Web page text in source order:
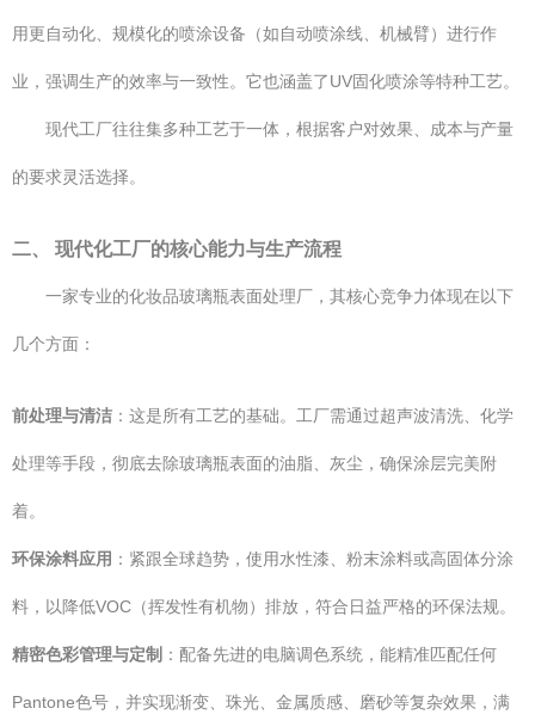
用更自动化、规模化的喷涂设备（如自动喷涂线、机械臂）进行作
业，强调生产的效率与一致性。它也涵盖了UV固化喷涂等特种工艺。
现代工厂往往集多种工艺于一体，根据客户对效果、成本与产量
的要求灵活选择。
二、 现代化工厂的核心能力与生产流程
一家专业的化妆品玻璃瓶表面处理厂，其核心竞争力体现在以下
几个方面：
前处理与清洁 ：这是所有工艺的基础。工厂需通过超声波清洗、化学
处理等手段，彻底去除玻璃瓶表面的油脂、灰尘，确保涂层完美附
着。
环保涂料应用 ：紧跟全球趋势，使用水性漆、粉末涂料或高固体分涂
料，以降低VOC（挥发性有机物）排放，符合日益严格的环保法规。
精密色彩管理与定制 ：配备先进的电脑调色系统，能精准匹配任何
Pantone色号，并实现渐变、珠光、金属质感、磨砂等复杂效果，满